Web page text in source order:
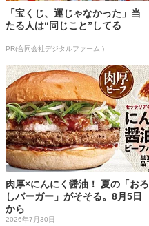
「宝くじ、運じゃなかった」当
たる人は“同じこと”してる
PR(合同会社デジタルファーム )
肉厚×にんにく醤油！ 夏の「おろ
しバーガー」がそそる。8月5日
から
2026年7月30日